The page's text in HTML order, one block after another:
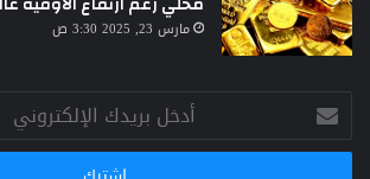
مارس 23, 2025 3:30 ص
أدخل
بريدك
الإلكتروني